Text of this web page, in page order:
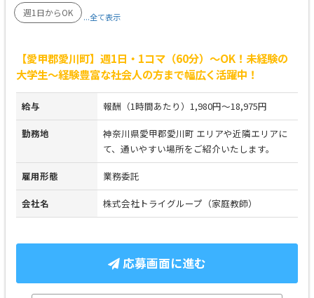
週1日からOK
...全て表示
【愛甲郡愛川町】週1日・1コマ（60分）～OK！未経験の
大学生～経験豊富な社会人の方まで幅広く活躍中！
給与 報酬（1時間あたり）1,980円～18,975円
勤務地
神奈川県愛甲郡愛川町 エリアや近隣エリアに
て、通いやすい場所をご紹介いたします。
雇用形態 業務委託
会社名 株式会社トライグループ（家庭教師）
応募画面に進む